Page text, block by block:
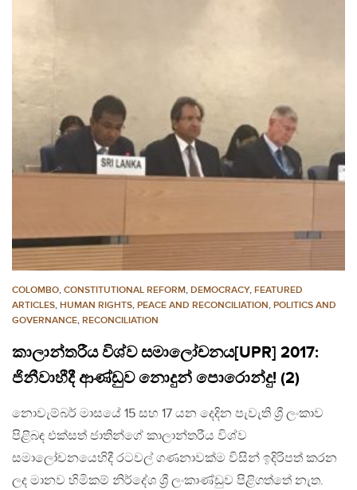
COLOMBO, CONSTITUTIONAL REFORM, DEMOCRACY, FEATURED
ARTICLES, HUMAN RIGHTS, PEACE AND RECONCILIATION, POLITICS AND
GOVERNANCE, RECONCILIATION
කාලාන්තරීය විශ්ව සමාලෝචනය[UPR] 2017:
ජිනීවාහීදී ආණ්ඩුව නොදුන් පොරොන්දු! (2)
නොවැම්බර් මාසයේ 15 සහ 17 යන දෙදින පැවැති ශ්‍රී ලංකාව
පිළිබඳ එක්සත් ජාතින්ගේ කාලාන්තරීය විශ්ව
සමාලෝචනයෙහිදී රටවල් ගණනාවක්ම විසින් ඉදිරිපත් කරන
ලද මානව හිමිකම් නිර්දේශ ශ්‍රී ලංකාණ්ඩුව පිළිගත්තේ නැත.